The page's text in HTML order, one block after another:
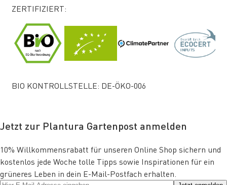
ZERTIFIZIERT:
BIO KONTROLLSTELLE: DE-ÖKO-006
Jetzt zur Plantura Gartenpost anmelden
10% Willkommensrabatt für unseren Online Shop sichern und
kostenlos jede Woche tolle Tipps sowie Inspirationen für ein
grüneres Leben in dein E-Mail-Postfach erhalten.